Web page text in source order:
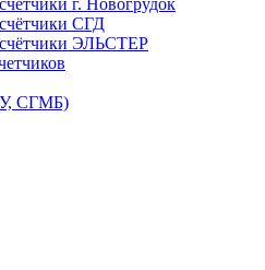
г. Новогрудок
СГД
ЭЛЬСТЕР
СГМБ)